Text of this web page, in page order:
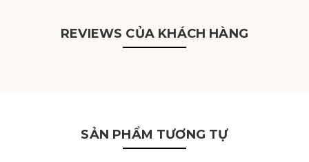
REVIEWS CỦA KHÁCH HÀNG
SẢN PHẨM TƯƠNG TỰ